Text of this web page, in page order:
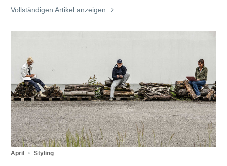
Vollständigen Artikel anzeigen
April Styling